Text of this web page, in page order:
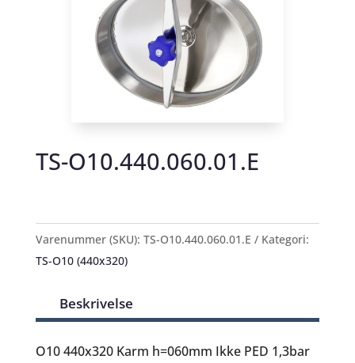
TS-O10.440.060.01.E
Varenummer (SKU): TS-O10.440.060.01.E
Kategori:
TS-O10 (440x320)
Beskrivelse
O10 440x320 Karm h=060mm Ikke PED 1,3bar